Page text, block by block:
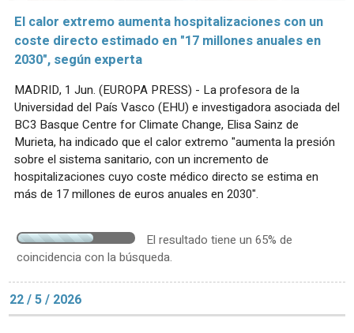
El calor extremo aumenta hospitalizaciones con un
coste directo estimado en "17 millones anuales en
2030", según experta
MADRID, 1 Jun. (EUROPA PRESS) - La profesora de la
Universidad del País Vasco (EHU) e investigadora asociada del
BC3 Basque Centre for Climate Change, Elisa Sainz de
Murieta, ha indicado que el calor extremo "aumenta la presión
sobre el sistema sanitario, con un incremento de
hospitalizaciones cuyo coste médico directo se estima en
más de 17 millones de euros anuales en 2030".
El resultado tiene un 65% de
coincidencia con la búsqueda.
22 / 5 / 2026